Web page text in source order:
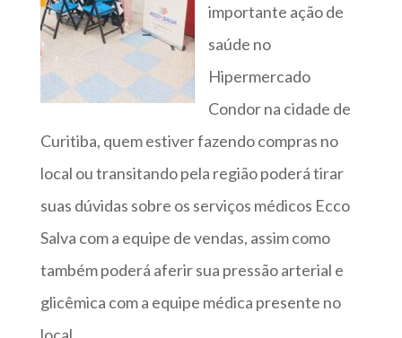
importante ação de
saúde no
Hipermercado
Condor na cidade de
Curitiba, quem estiver fazendo compras no
local ou transitando pela região poderá tirar
suas dúvidas sobre os serviços médicos Ecco
Salva com a equipe de vendas, assim como
também poderá aferir sua pressão arterial e
glicêmica com a equipe médica presente no